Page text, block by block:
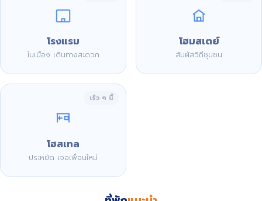
โรงแรม
ในเมือง เดินทางสะดวก
โฮมสเตย์
สัมผัสวิถีชุมชน
เร็ว ๆ นี้
โฮสเทล
ประหยัด เจอเพื่อนใหม่